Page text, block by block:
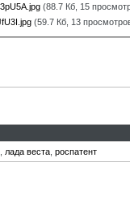
(88.7 Кб, 15
(59.7 Кб, 13
лада веста роспатент